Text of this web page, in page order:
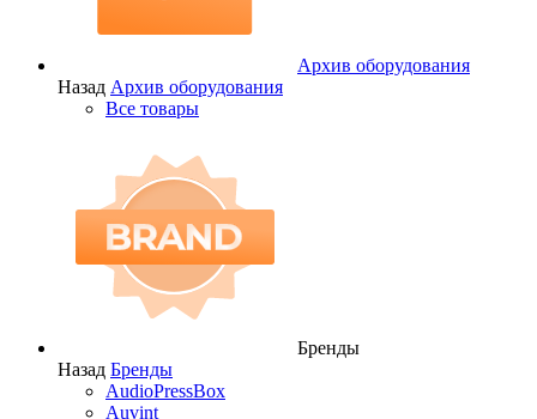
Архив оборудования
Назад Архив оборудования
Все товары
Бренды
Назад Бренды
AudioPressBox
Auvint